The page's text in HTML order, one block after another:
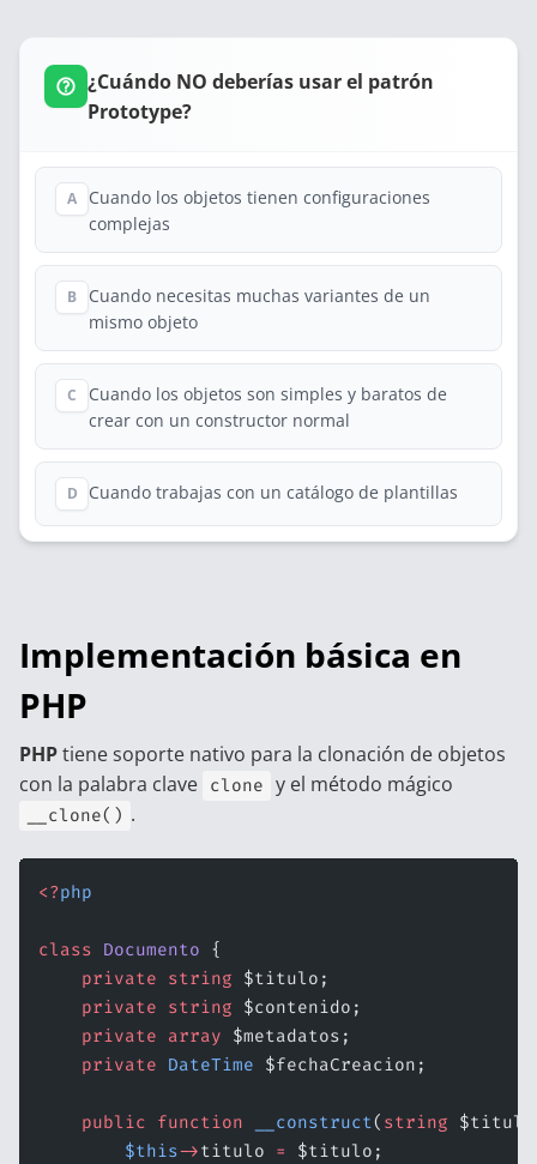
¿Cuándo NO deberías usar el patrón
Prototype?
A
Cuando los objetos tienen configuraciones
complejas
B
Cuando necesitas muchas variantes de un
mismo objeto
C
Cuando los objetos son simples y baratos de
crear con un constructor normal
D Cuando trabajas con un catálogo de plantillas
Implementación básica en
PHP
PHPtiene soporte nativo para la clonación de objetos
con la palabra clave clone y el método mágico
__clone() .
<?php
class Documento {
    private
string $titulo;
    private
string $contenido;
    private
array $metadatos;
    private
DateTime $fechaCreacion;
    public
function __construct( string
        $this
->titulo = $titulo;